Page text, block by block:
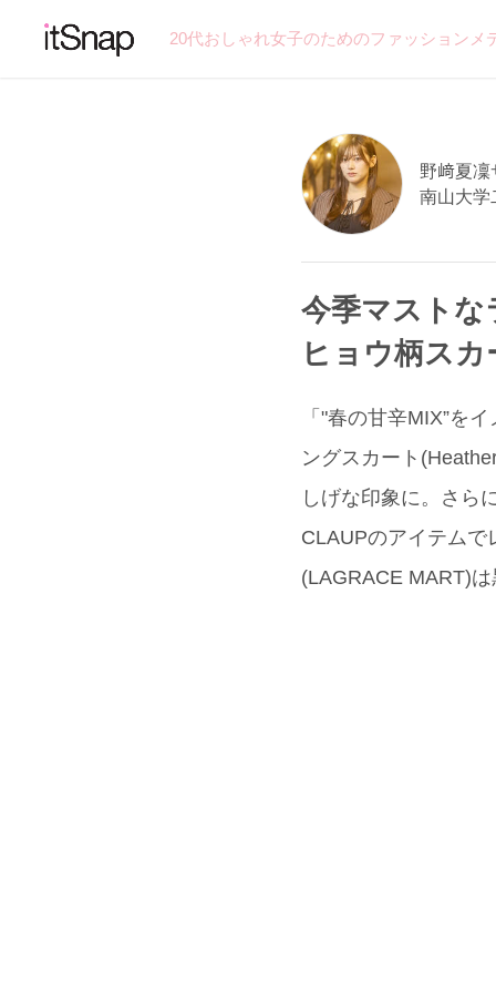
20代おしゃれ女子のためのファッション
野﨑夏凜
南山大学
今季マストな
ヒョウ柄ス
「"春の甘辛MIX”を
ングスカート
しげな印象に。さら
CLAUPのアイテム
(LAGRACE MART)